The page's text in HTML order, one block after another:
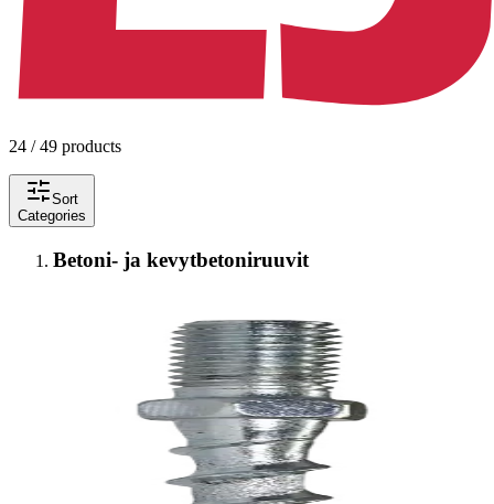
24 / 49 products
Sort
Categories
Betoni- ja kevytbetoniruuvit